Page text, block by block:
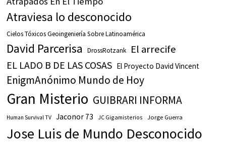
Atraviesa lo desconocido
Cielos Tóxicos Geoingeniería Sobre Latinoamérica
David Parcerisa DrossRotzank El arrecife
EL LADO B DE LAS COSAS El Proyecto David Vincent
EnigmAnónimo Mundo de Hoy
Gran Misterio GUIBRARI INFORMA
Human Survival TV Jaconor 73 JC Gigamisterios Jorge Guerra
Jose Luis de Mundo Desconocido